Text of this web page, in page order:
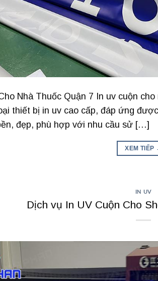
Nhà Thuốc Quận 7 In uv cuộn
thiết bị in uv cao cấp, đáp ứng
đẹp, phù hợp với nhu cầu sử […]
XEM TIẾP
IN UV
Dịch vụ In UV Cuộn Cho